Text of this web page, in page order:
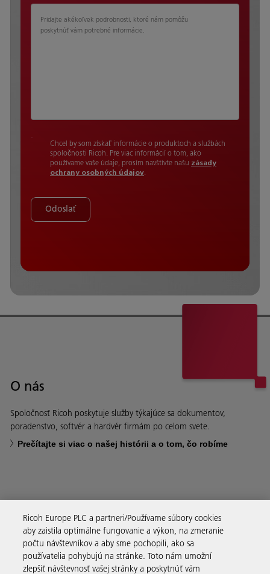
Pridajte akékoľvek podrobnosti, ktoré nám pomôžu
poskytnúť vám potrebné informácie.
Chcel by som získať informácie o produktoch a službách
spoločnosti Ricoh. Pre viac informácií o tom, ako
používame vaše údaje, prosím navštívte našu zásady
ochrany osobných údajov.
Odoslať
O nás
Spoločnosť Ricoh poskytuje služby týkajúce sa dokumentov,
poradenstvo, softvér a hardvér firmám po celom svete.
Prečítajte si viac o našej histórii a o tom, čo robíme
Obchodné riešenia
Produkty a služby
Ricoh Europe PLC a partneri/Používame súbory cookies
aby zaistila optimálne fungovanie a výkon, na zmeranie
počtu návštevníkov a aby sme pochopili, ako sa
používatelia pohybujú na stránke. Toto nám umožní
zlepšiť návštevnosť vašej stránky a poskytnúť vám